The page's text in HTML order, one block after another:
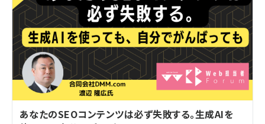
あなたのSEOコンテンツは必ず失敗する。生成AIを